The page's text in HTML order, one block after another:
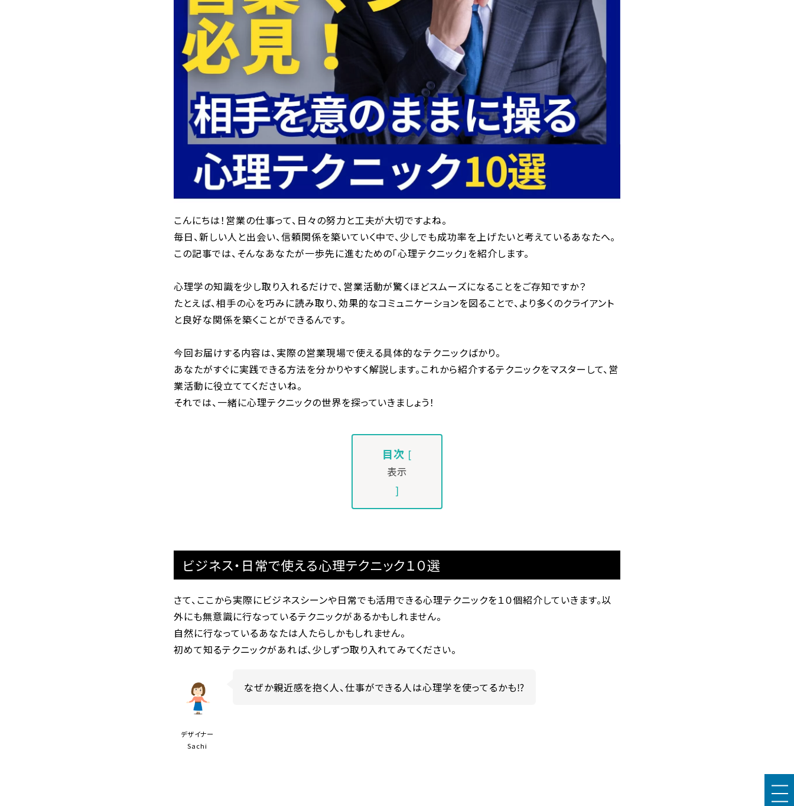
こんにちは！営業の仕事って、日々の努力と工夫が大切ですよね。
毎日、新しい人と出会い、信頼関係を築いていく中で、少しでも成功率を上げたいと考えているあなたへ。
この記事では、そんなあなたが一歩先に進むための「心理テクニック」を紹介します。
心理学の知識を少し取り入れるだけで、営業活動が驚くほどスムーズになることをご存知ですか？
たとえば、相手の心を巧みに読み取り、効果的なコミュニケーションを図ることで、より多くのクライアント
と良好な関係を築くことができるんです。
今回お届けする内容は、実際の営業現場で使える具体的なテクニックばかり。
あなたがすぐに実践できる方法を分かりやすく解説します。これから紹介するテクニックをマスターして、営
業活動に役立ててくださいね。
それでは、一緒に心理テクニックの世界を探っていきましょう！
目次 [
表示
]
ビジネス・日常で使える心理テクニック１０選
さて、ここから実際にビジネスシーンや日常でも活用できる心理テクニックを１０個紹介していきます。以
外にも無意識に行なっているテクニックがあるかもしれません。
自然に行なっているあなたは人たらしかもしれません。
初めて知るテクニックがあれば、少しずつ取り入れてみてください。
デザイナー
Sachi
なぜか親近感を抱く人、仕事ができる人は心理学を使ってるかも⁉︎